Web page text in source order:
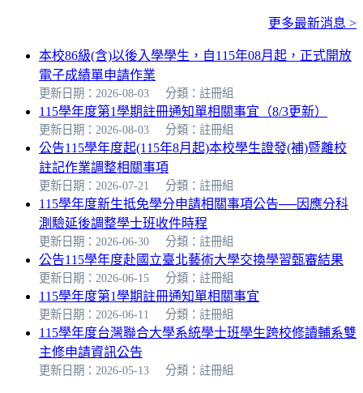
更多最新消息 >
本校86級(含)以後入學學生，自115年08月起，正式開放
電子成績單申請作業
更新日期：2026-08-03 分類：註冊組
115學年度第1學期註冊通知單相關事宜（8/3更新）
更新日期：2026-08-03 分類：註冊組
公告115學年度起(115年8月起)本校學生證發(補)暨離校
註記作業調整相關事項
更新日期：2026-07-21 分類：註冊組
115學年度新生抵免學分申請相關事項公告──因應分科
測驗延後調整學士班收件時程
更新日期：2026-06-30 分類：註冊組
公告115學年度赴國立臺北藝術大學交換學習甄審結果
更新日期：2026-06-15 分類：註冊組
115學年度第1學期註冊通知單相關事宜
更新日期：2026-06-11 分類：註冊組
115學年度台灣聯合大學系統學士班學生跨校修讀輔系雙
主修申請資訊公告
更新日期：2026-05-13 分類：註冊組